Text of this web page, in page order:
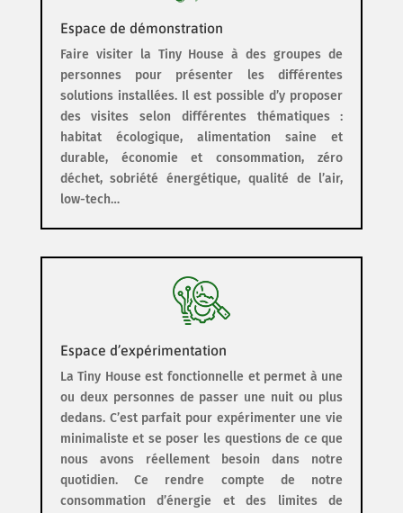
Espace de démonstration
Faire visiter la Tiny House à des groupes de
personnes pour présenter les différentes
solutions installées. Il est possible d’y proposer
des visites selon différentes thématiques :
habitat écologique, alimentation saine et
durable, économie et consommation, zéro
déchet, sobriété énergétique, qualité de l’air,
low-tech…
Espace d’expérimentation
La Tiny House est fonctionnelle et permet à une
ou deux personnes de passer une nuit ou plus
dedans. C’est parfait pour expérimenter une vie
minimaliste et se poser les questions de ce que
nous avons réellement besoin dans notre
quotidien. Ce rendre compte de notre
consommation d’énergie et des limites de